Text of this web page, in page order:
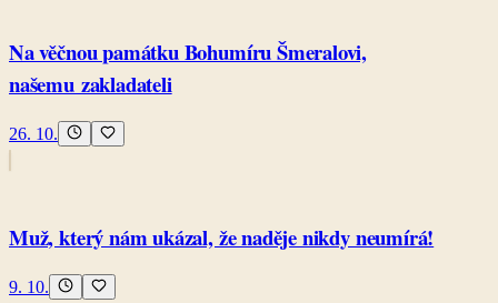
Na věčnou památku Bohumíru Šmeralovi,
našemu zakladateli
26. 10.
Muž, který nám ukázal, že naděje nikdy neumírá!
9. 10.